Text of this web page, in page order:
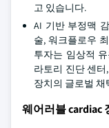
고 있습니다.
AI 기반 부정맥
술, 워크플로우
투자는 임상적
라토리 진단 센
장치의 글로벌
웨어러블 cardiac